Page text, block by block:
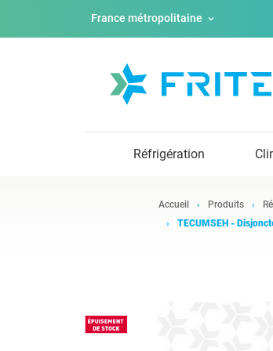
France métropolitaine
Réfrigération
Accueil Produits
TECUMSEH -